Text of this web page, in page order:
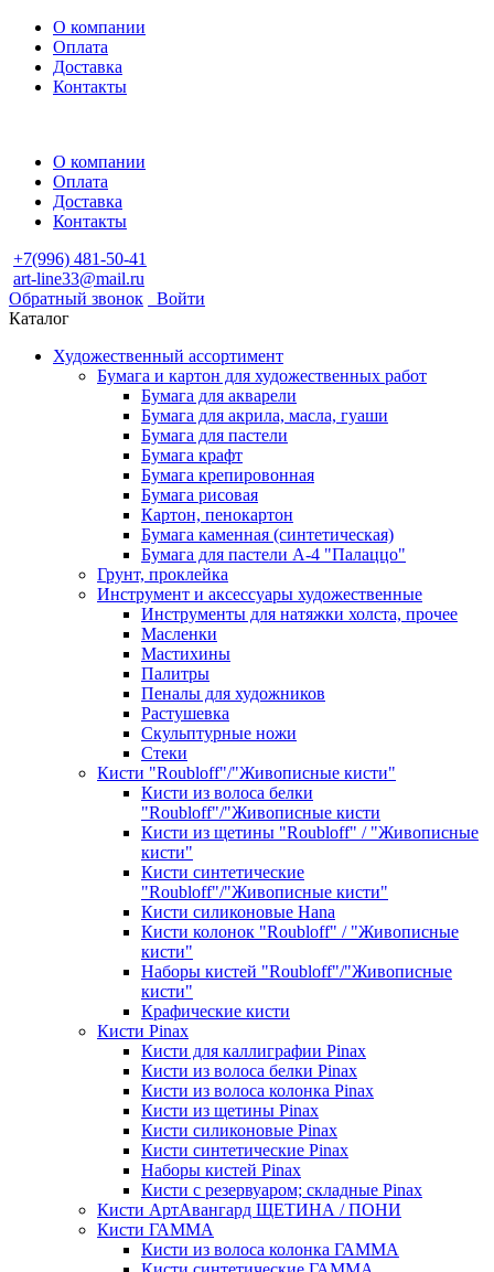
О компании
Оплата
Доставка
Контакты
О компании
Оплата
Доставка
Контакты
+7(996) 481-50-41
art-line33@mail.ru
Обратный звонок
Войти
Каталог
Художественный ассортимент
Бумага и картон для художественных работ
Бумага для акварели
Бумага для акрила, масла, гуаши
Бумага для пастели
Бумага крафт
Бумага крепировонная
Бумага рисовая
Картон, пенокартон
Бумага каменная (синтетическая)
Бумага для пастели А-4 "Палаццо"
Грунт, проклейка
Инструмент и аксессуары художественные
Инструменты для натяжки холста, прочее
Масленки
Мастихины
Палитры
Пеналы для художников
Растушевка
Скульптурные ножи
Стеки
Кисти "Roubloff"/"Живописные кисти"
Кисти из волоса белки
"Roubloff"/"Живописные кисти
Кисти из щетины "Roubloff" / "Живописные
кисти"
Кисти синтетические
"Roubloff"/"Живописные кисти"
Кисти силиконовые Hana
Кисти колонок "Roubloff" / "Живописные
кисти"
Наборы кистей "Roubloff"/"Живописные
кисти"
Крафические кисти
Кисти Pinax
Кисти для каллиграфии Pinax
Кисти из волоса белки Pinax
Кисти из волоса колонка Pinax
Кисти из щетины Pinax
Кисти силиконовые Pinax
Кисти синтетические Pinax
Наборы кистей Pinax
Кисти с резервуаром; складные Pinax
Кисти АртАвангард ЩЕТИНА / ПОНИ
Кисти ГАММА
Кисти из волоса колонка ГАММА